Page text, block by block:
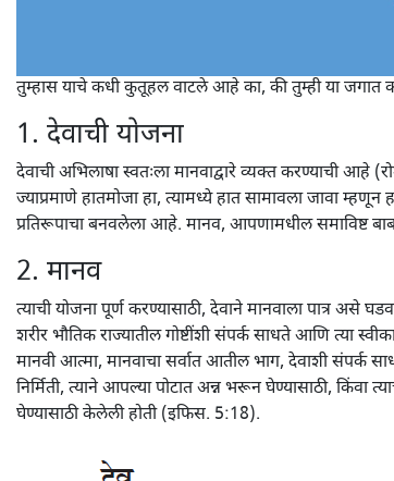
तुम्हास याचे कधी कुतूहल वाटले आहे का, की तुम्ही या
1. देवाची योजना
देवाची अभिलाषा स्वतःला मानवाद्वारे व्यक्त करण्याची आहे
ज्याप्रमाणे हातमोजा हा, त्यामध्ये हात सामावला जावा म्हणून
प्रतिरूपाचा बनवलेला आहे. मानव, आपणामधील समाविष्ट
2. मानव
त्याची योजना पूर्ण करण्यासाठी, देवाने मानवाला पात्र
शरीर भौतिक राज्यातील गोष्टींशी संपर्क साधते आणि त्या
मानवी आत्मा, मानवाचा सर्वात आतील भाग, देवाशी संपर्क
निर्मिती, त्याने आपल्या पोटात अन्न भरून घेण्यासाठी, किंवा
घेण्यासाठी केलेली होती (इफिस. 5:18).